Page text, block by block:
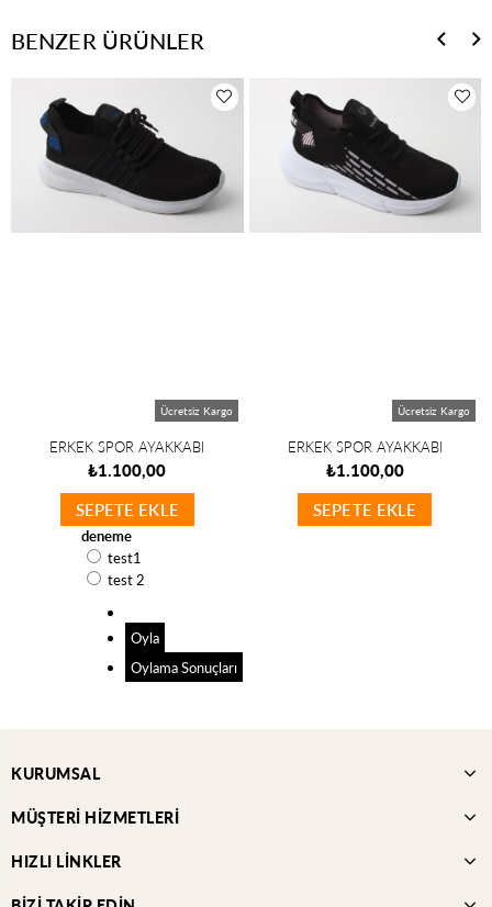
BENZER ÜRÜNLER
ERKEK SPOR AYAKKABI
₺1.100,00
SEPETE EKLE
Ücretsiz Kargo
ERKEK SPOR AYAKKABI
₺1.100,00
SEPETE EKLE
Ücretsiz Kargo
deneme
test1
test 2
Oyla
Oylama Sonuçları
KURUMSAL
MÜŞTERİ HİZMETLERİ
HIZLI LİNKLER